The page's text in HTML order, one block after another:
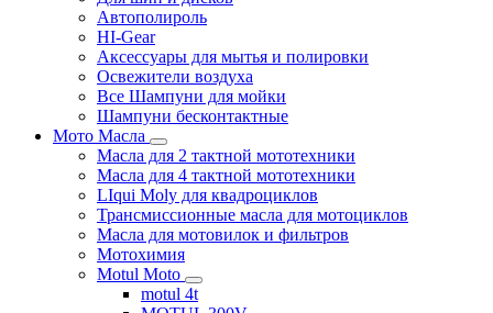
Автополироль
HI-Gear
Аксессуары для мытья и полировки
Освежители воздуха
Все Шампуни для мойки
Шампуни бесконтактные
Мото Масла
Масла для 2 тактной мототехники
Масла для 4 тактной мототехники
LIqui Moly для квадроциклов
Трансмиссионные масла для мотоциклов
Масла для мотовилок и фильтров
Мотохимия
Motul Moto
motul 4t